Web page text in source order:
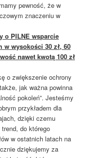
pewność, że w
znaczeniu w
o PILNE wsparcie
wysokości 30 zł, 60
nawet kwotą 100 zł
o zwiększenie ochrony
jak ważna powinna
pokoleń”. Jesteśmy
przykładem dla
dzięki czemu
do którego
w ostatnich latach na
dziękujemy za